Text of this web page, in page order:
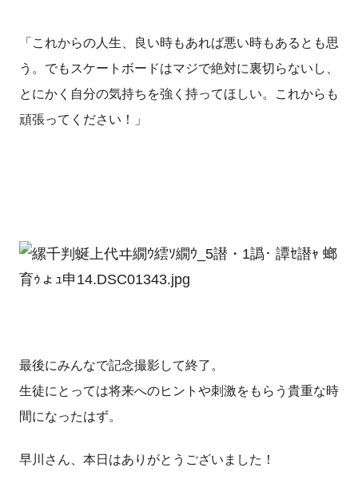
「これからの人生、良い時もあれば悪い時もあるとも思
う。でもスケートボードはマジで絶対に裏切らないし、
とにかく自分の気持ちを強く持ってほしい。これからも
頑張ってください！」
最後にみんなで記念撮影して終了。
生徒にとっては将来へのヒントや刺激をもらう貴重な時
間になったはず。
早川さん、本日はありがとうございました！